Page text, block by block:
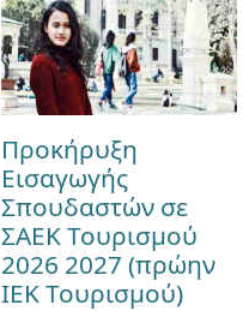
Προκήρυξη
Εισαγωγής
Σπουδαστών σε
ΣΑΕΚ Τουρισμού
2026 2027 (πρώην
ΙΕΚ Τουρισμού)